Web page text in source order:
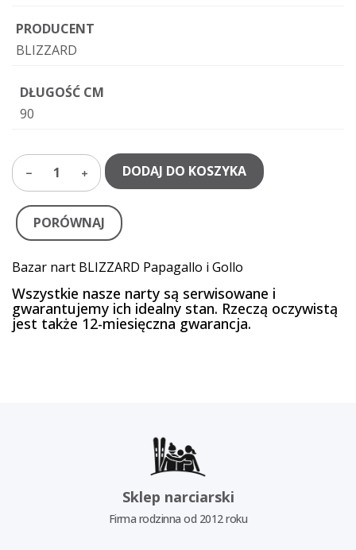
PRODUCENT
BLIZZARD
DŁUGOŚĆ CM
90
1 DODAJ DO KOSZYKA
PORÓWNAJ
Bazar nart BLIZZARD Papagallo i Gollo
Wszystkie nasze narty są serwisowane i
gwarantujemy ich idealny stan. Rzeczą oczywistą
jest także 12-miesięczna gwarancja.
Sklep narciarski
Firma rodzinna od 2012 roku